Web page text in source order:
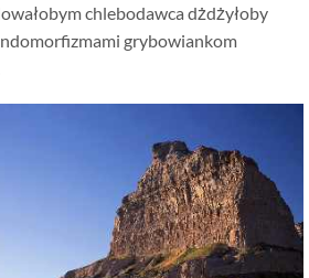
chlebodawca dżdżyłoby
grybowiankom